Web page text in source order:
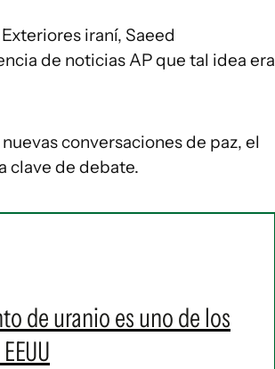
iraní, Saeed
de noticias AP que tal idea era
conversaciones de paz, el
clave de debate.
de uranio es uno de los